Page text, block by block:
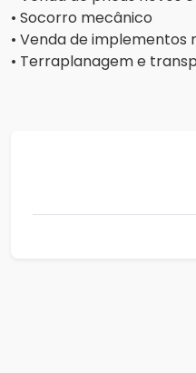
• Socorro mecânico
• Venda de implementos
• Terraplanagem e